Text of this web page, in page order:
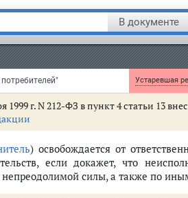
В документе
Устаревшая
убытки, причиненные
законом или договором.
убытков не
в натуре перед
1999 г. N 212-ФЗ в пункт 4 статьи 13
) освобождается от
если докажет, что
непреодолимой силы, а также по